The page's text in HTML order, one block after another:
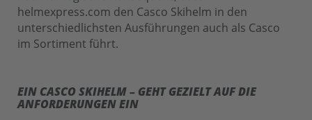
helmexpress.com den Casco Skihelm in den
unterschiedlichsten Ausführungen auch als Casco
im Sortiment führt.
EIN CASCO SKIHELM – GEHT GEZIELT AUF DIE
ANFORDERUNGEN EIN